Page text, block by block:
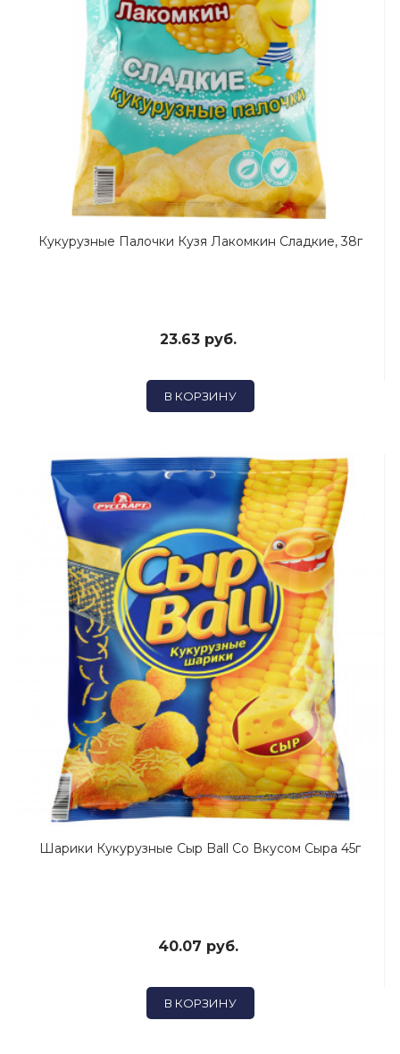
Кукурузные Палочки Кузя Лакомкин Сладкие, 38г
23.63 руб.
В КОРЗИНУ
Шарики Кукурузные Сыр Ball Со Вкусом Сыра 45г
40.07 руб.
В КОРЗИНУ